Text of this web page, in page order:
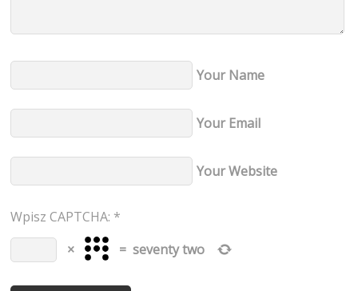
Your Name
Your Email
Your Website
Wpisz CAPTCHA: *
×
= seventy two